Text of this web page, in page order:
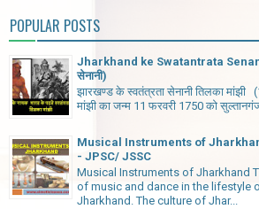
POPULAR POSTS
Jharkhand ke Swatantrata Senani
सेनानी)
झारखण्ड के स्वतंत्रता सेनानी तिलका
मांझी का जन्म 11 फरवरी 1750 को
Musical Instruments of
- JPSC/ JSSC
Musical Instruments of Jharkhand
of music and dance in the lifestyle
Jharkhand. The culture of Jhar...